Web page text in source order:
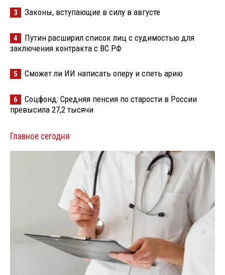
3 Законы, вступающие в силу в августе
4
Путин расширил список лиц с судимостью для
заключения контракта с ВС РФ
5 Сможет ли ИИ написать оперу и спеть арию
6
Соцфонд: Средняя пенсия по старости в России
превысила 27,2 тысячи
Главное сегодня